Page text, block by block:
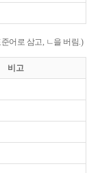
어로 삼고, ㄴ을 버림.)
비고